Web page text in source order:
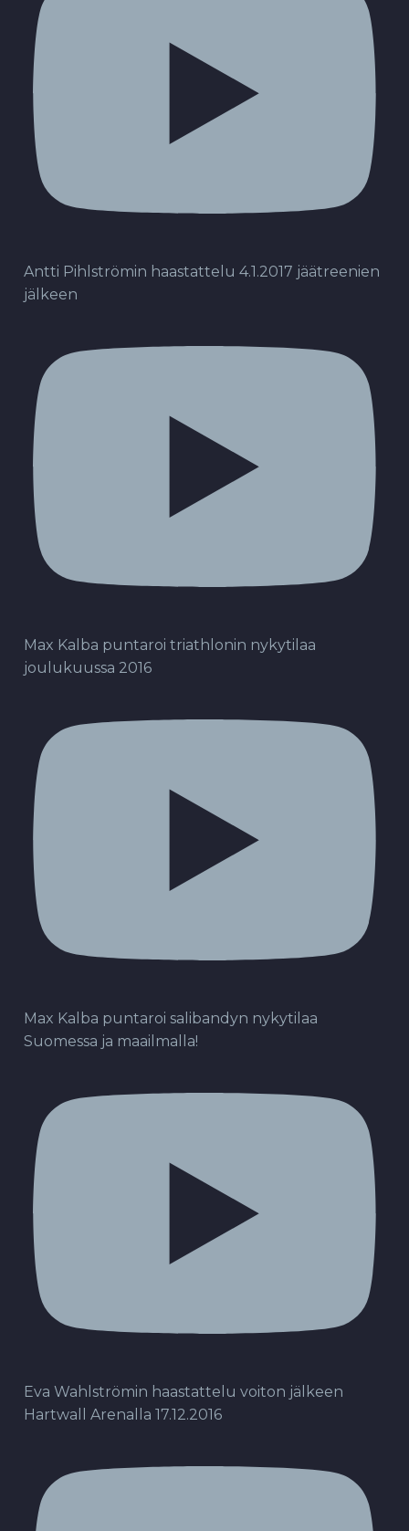
Antti Pihlströmin haastattelu 4.1.2017 jäätreenien
jälkeen
Max Kalba puntaroi triathlonin nykytilaa
joulukuussa 2016
Max Kalba puntaroi salibandyn nykytilaa
Suomessa ja maailmalla!
Eva Wahlströmin haastattelu voiton jälkeen
Hartwall Arenalla 17.12.2016